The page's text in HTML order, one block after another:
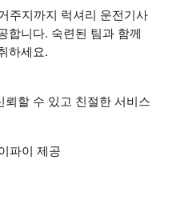
주지까지 럭셔리 운전기사
합니다. 숙련된 팀과 함께
하세요.
할 수 있고 친절한 서비스
파이 제공